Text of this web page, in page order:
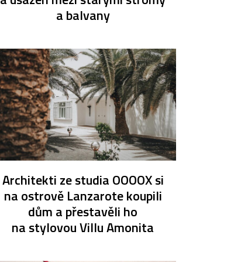
a balvany
Architekti ze studia OOOOX si
na ostrově Lanzarote koupili
dům a přestavěli ho
na stylovou Villu Amonita